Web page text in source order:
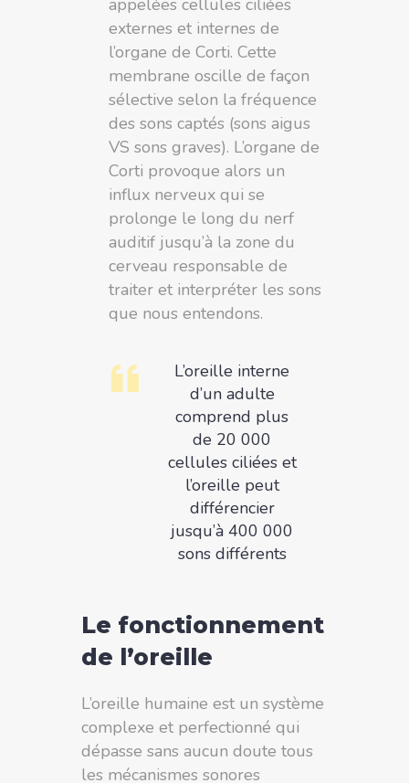
appelées cellules ciliées
externes et internes de
l’organe de Corti. Cette
membrane oscille de façon
sélective selon la fréquence
des sons captés (sons aigus
VS sons graves). L’organe de
Corti provoque alors un
influx nerveux qui se
prolonge le long du nerf
auditif jusqu’à la zone du
cerveau responsable de
traiter et interpréter les sons
que nous entendons.
L’oreille interne
d’un adulte
comprend plus
de 20 000
cellules ciliées et
l’oreille peut
différencier
jusqu’à 400 000
sons différents
Le fonctionnement
de l’oreille
L’oreille humaine est un système
complexe et perfectionné qui
dépasse sans aucun doute tous
les mécanismes sonores